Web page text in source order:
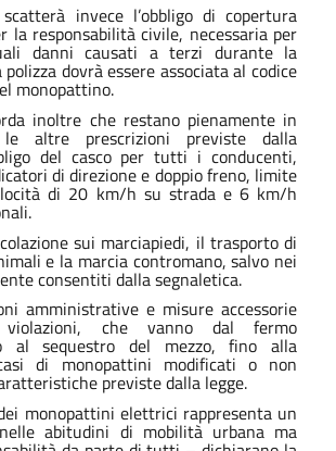
scatterà invece l’obbligo di copertura
la responsabilità civile, necessaria per
danni causati a terzi durante la
dovrà essere associata al codice
monopattino.
inoltre che restano pienamente in
altre prescrizioni previste dalla
del casco per tutti i conducenti,
di direzione e doppio freno, limite
di 20 km/h su strada e 6 km/h
sui marciapiedi, il trasporto di
e la marcia contromano, salvo nei
consentiti dalla segnaletica.
amministrative e misure accessorie
che vanno dal fermo
al sequestro del mezzo, fino alla
di monopattini modificati o non
previste dalla legge.
monopattini elettrici rappresenta un
abitudini di mobilità urbana ma